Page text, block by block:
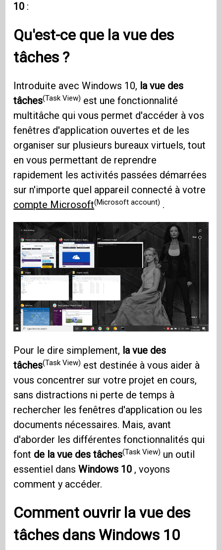
10 :
Qu'est-ce que la vue des
tâches ?
Introduite avec Windows 10, la vue des
tâches(Task View) est une fonctionnalité
multitâche qui vous permet d'accéder à vos
fenêtres d'application ouvertes et de les
organiser sur plusieurs bureaux virtuels, tout
en vous permettant de reprendre
rapidement les activités passées démarrées
sur n'importe quel appareil connecté à votre
compte Microsoft(Microsoft account) .
Pour le dire simplement, la vue des
tâches(Task View) est destinée à vous aider à
vous concentrer sur votre projet en cours,
sans distractions ni perte de temps à
rechercher les fenêtres d'application ou les
documents nécessaires. Mais, avant
d'aborder les différentes fonctionnalités qui
font de la vue des tâches(Task View) un outil
essentiel dansWindows 10 , voyons
comment y accéder.
Comment ouvrir la vue des
tâches dans Windows 10